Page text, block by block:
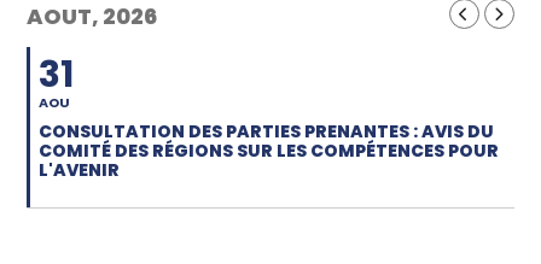
AOUT, 2026
31
AOU
CONSULTATION DES PARTIES PRENANTES : AVIS DU
COMITÉ DES RÉGIONS SUR LES COMPÉTENCES POUR
L'AVENIR